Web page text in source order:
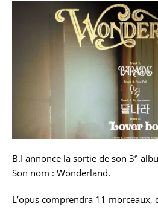
B.I annonce la sortie de son 3e
Son nom : Wonderland.
L’opus comprendra 11